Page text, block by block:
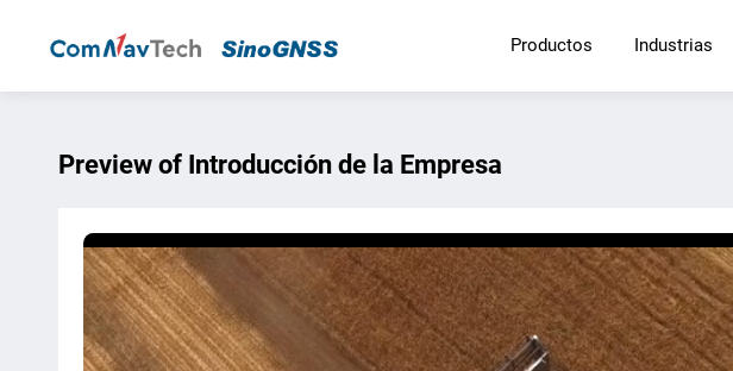
Productos Industrias
Preview of Introducción de la Empresa